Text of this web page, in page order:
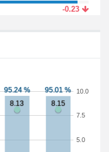
-0.23
5.0
7.5
10.0